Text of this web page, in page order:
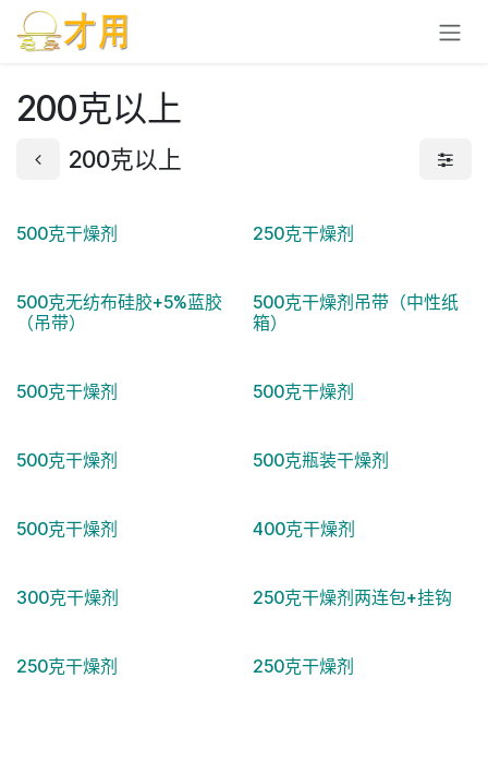
跳至内容
200克以上
200克以上
500克干燥剂 250克干燥剂
500克无纺布硅胶+5%蓝胶
（吊带）
500克干燥剂吊带（中性纸
箱）
500克干燥剂 500克干燥剂
500克干燥剂 500克瓶装干燥剂
500克干燥剂 400克干燥剂
300克干燥剂 250克干燥剂两连包+挂钩
250克干燥剂 250克干燥剂